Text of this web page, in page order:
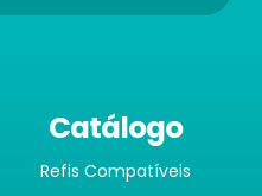
Catálogo
Refis Compatíveis